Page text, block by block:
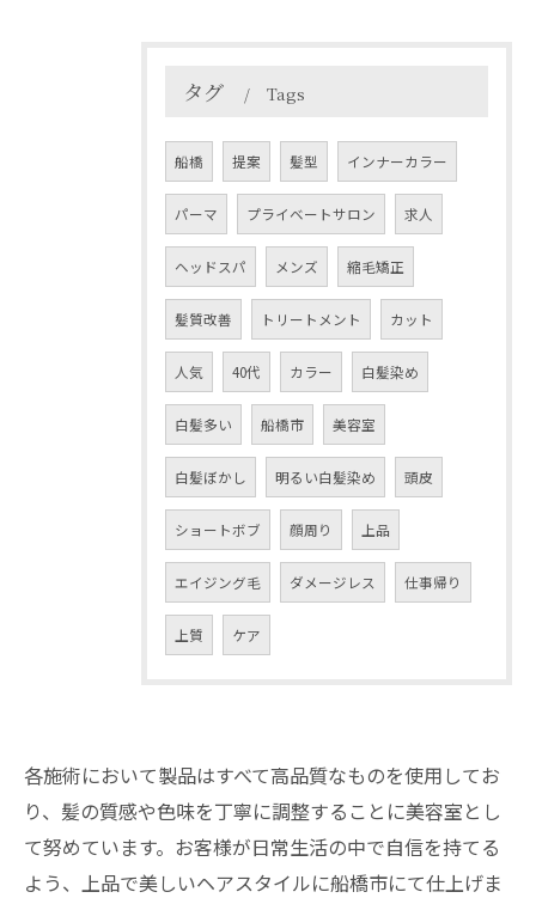
タグ Tags
船橋 提案 髪型 インナーカラー
パーマ プライベートサロン 求人
ヘッドスパ メンズ 縮毛矯正
髪質改善 トリートメント カット
人気 40代 カラー 白髪染め
白髪多い 船橋市 美容室
白髪ぼかし 明るい白髪染め 頭皮
ショートボブ 顔周り 上品
エイジング毛 ダメージレス 仕事帰り
上質 ケア
各施術において製品はすべて高品質なものを使用してお
り、髪の質感や色味を丁寧に調整することに美容室とし
て努めています。お客様が日常生活の中で自信を持てる
よう、上品で美しいヘアスタイルに船橋市にて仕上げま